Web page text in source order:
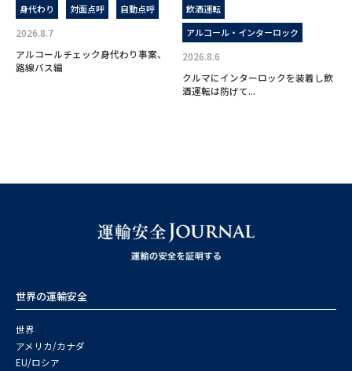
身代わり 対面点呼 自動点呼
2026.8.7
アルコールチェック身代わり事案、
路線バス編
飲酒運転
アルコール・インターロック
2026.8.6
クルマにインターロックを装着し飲
酒運転は防げて...
世界の運輸安全
世界
アメリカ/カナダ
EU/ロシア